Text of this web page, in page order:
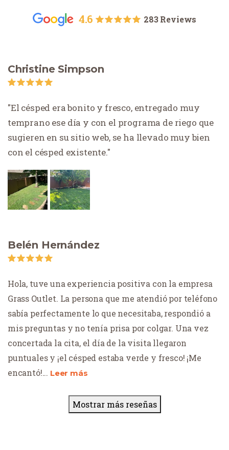
4.6 283 Reviews
Christine Simpson
El césped era bonito y fresco, entregado muy
temprano ese día y con el programa de riego que
sugieren en su sitio web, se ha llevado muy bien
con el césped existente.
Belén Hernández
Hola, tuve una experiencia positiva con la empresa
Grass Outlet. La persona que me atendió por teléfono
sabía perfectamente lo que necesitaba, respondió a
mis preguntas y no tenía prisa por colgar. Una vez
concertada la cita, el día de la visita llegaron
puntuales y ¡el césped estaba verde y fresco! ¡Me
encantó!... Leer más
Mostrar más reseñas